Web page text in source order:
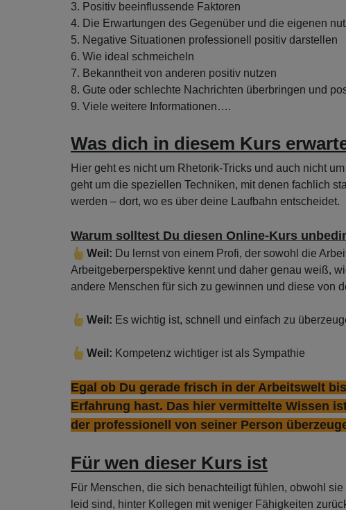
3. Positiv beeinflussende Faktoren
4. Die Erwartungen des Gegenüber und die eigenen
5. Negative Situationen professionell positiv darstellen
6. Wie ideal schmeicheln
7. Bekanntheit von anderen positiv nutzen
8. Gute oder schlechte Nachrichten überbringen und
9. Viele weitere Informationen….
Was dich in diesem Kurs
Hier geht es nicht um Rhetorik-Tricks und auch nicht
geht um die speziellen Techniken, mit denen fachlich
werden – dort, wo es über deine Laufbahn entscheidet.
Warum solltest Du diesen Online-Kurs
Weil: Du lernst von einem Profi, der sowohl die
Arbeitgeberperspektive kennt und daher genau weiß,
andere Menschen für sich zu gewinnen und diese von
Weil: Es wichtig ist, schnell und einfach zu
Weil: Kompetenz wichtiger ist als Sympathie
Egal ob Du gerade frisch in der Arbeitswelt
Erfahrung hast. Das hier vermittelte Wissen
der professionell von seiner Person
Für wen dieser Kurs ist
Für Menschen, die sich benachteiligt fühlen, obwohl
leid sind, hinter Kollegen mit weniger Fähigkeiten